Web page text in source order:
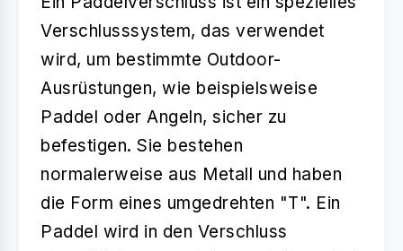
Verschlusssystem, das verwendet
wird, um bestimmte Outdoor-
Ausrüstungen, wie beispielsweise
Paddel oder Angeln, sicher zu
befestigen. Sie bestehen
normalerweise aus Metall und haben
die Form eines umgedrehten "T". Ein
Paddel wird in den Verschluss